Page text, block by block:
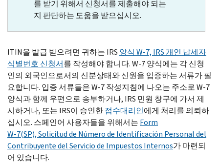
를 받기 위해서 신청서를 제출해야 되는
지 판단하는 도움을 받으십시오.
ITIN을 발급 받으려면 귀하는 IRS 양식 W-7, IRS개인 납세자
식별번호 신청서를 작성해야 합니다.W-7 양식에는 각 신청
인의 외국인으로서의 신분상태와 신원을 입증하는 서류가 필
요합니다. 입증 서류들은W-7 작성지침에 나오는 주소로W-7
양식과 함께 우편으로 송부하거나, IRS 민원 창구에 가서 제
시하거나, 또는 IRS이 승인한접수대리인에게 처리를 의뢰하
십시오. 스페인어 사용자들을 위해서는 Form
W-7(SP),Solicitud de Número de Identificación Personal del
Contribuyente del Servicio de Impuestos Internos가 마련되
어 있습니다.